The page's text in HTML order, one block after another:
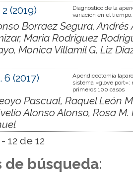
(2019)
Diagnostico de la
variación en el tiempo.
Borraez Segura,
Maria Rodriguez
Monica Villamil G, Liz
(2017)
Apendicectomía
sistema «glove port»:
primeros 100 casos
Pascual, Raquel León
Alonso Alonso, Rosa
12 de 12
de búsqueda: